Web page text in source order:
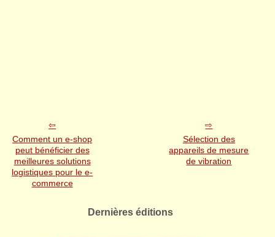
Comment un e-shop
peut bénéficier des
meilleures solutions
logistiques pour le e-
commerce
Sélection des
appareils de mesure
de vibration
Dernières éditions